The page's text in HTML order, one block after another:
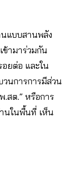
แบบสานพลัง
ข้ามาร่วมกัน
อยต่อ และใน
นการการมีส่วน
สต.” หรือการ
นในพื้นที่ เห็น